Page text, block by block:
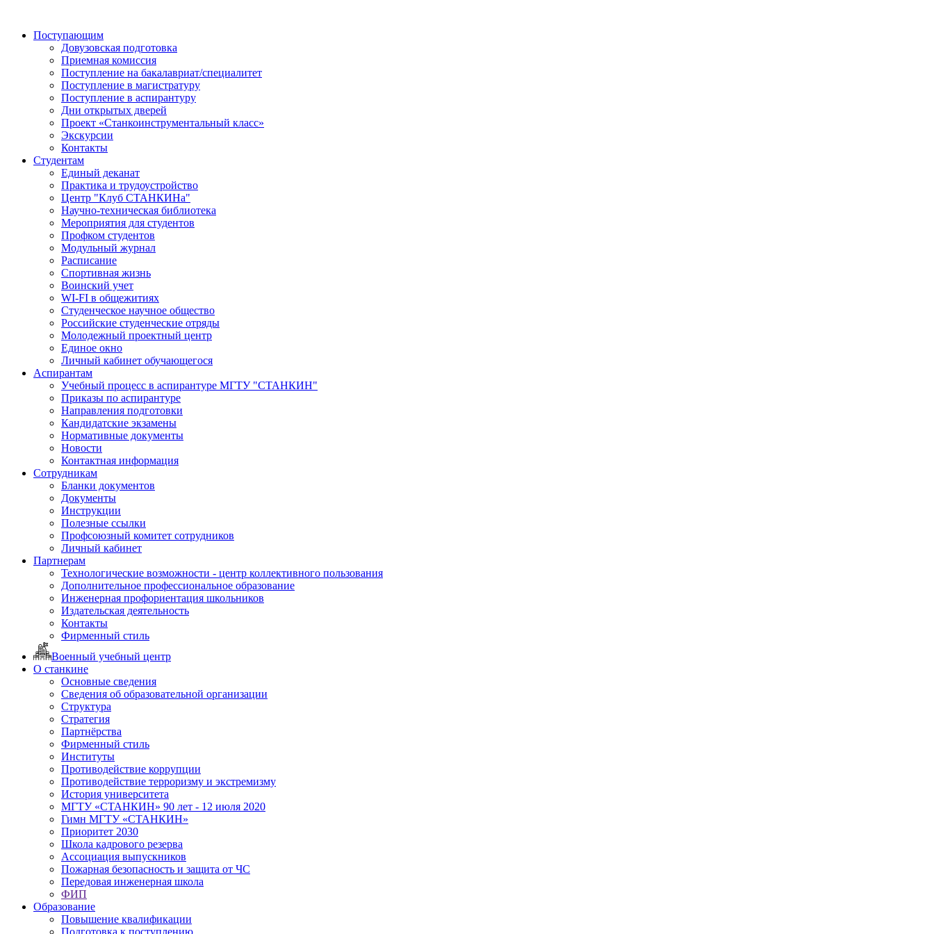
Поступающим
Довузовская подготовка
Приемная комиссия
Поступление на бакалавриат/специалитет
Поступление в магистратуру
Поступление в аспирантуру
Дни открытых дверей
Проект «Станкоинструментальный класс»
Экскурсии
Контакты
Студентам
Единый деканат
Практика и трудоустройство
Центр "Клуб СТАНКИНа"
Научно-техническая библиотека
Мероприятия для студентов
Профком студентов
Модульный журнал
Расписание
Спортивная жизнь
Воинский учет
WI-FI в общежитиях
Студенческое научное общество
Российские студенческие отряды
Молодежный проектный центр
Единое окно
Личный кабинет обучающегося
Аспирантам
Учебный процесс в аспирантуре МГТУ "СТАНКИН"
Приказы по аспирантуре
Направления подготовки
Кандидатские экзамены
Нормативные документы
Новости
Контактная информация
Сотрудникам
Бланки документов
Документы
Инструкции
Полезные ссылки
Профсоюзный комитет сотрудников
Личный кабинет
Партнерам
Технологические возможности - центр коллективного пользования
Дополнительное профессиональное образование
Инженерная профориентация школьников
Издательская деятельность
Контакты
Фирменный стиль
Военный учебный центр
О станкине
Основные сведения
Сведения об образовательной организации
Структура
Стратегия
Партнёрства
Фирменный стиль
Институты
Противодействие коррупции
Противодействие терроризму и экстремизму
История университета
МГТУ «СТАНКИН» 90 лет - 12 июля 2020
Гимн МГТУ «СТАНКИН»
Приоритет 2030
Школа кадрового резерва
Ассоциация выпускников
Пожарная безопасность и защита от ЧС
Передовая инженерная школа
ФИП
Образование
Повышение квалификации
Подготовка к поступлению